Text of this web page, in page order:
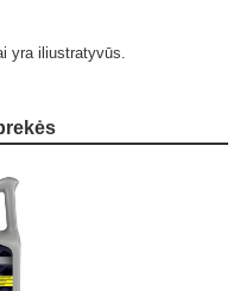
yra iliustratyvūs.